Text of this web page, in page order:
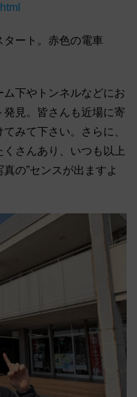
タート。赤色の電車
下やトンネルなどにお
見。皆さんも近場に寄
みて下さい。さらに、
さんあり、いつも以上
の”センスが出ますよ